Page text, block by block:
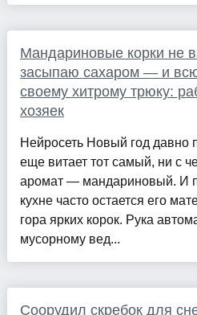
Мандариновые корки не
засыпаю сахаром — и
своему хитрому трюку:
хозяек
Нейросеть Новый год давно
еще витает тот самый, ни с
аромат — мандариновый. И
кухне часто остается его
гора ярких корок. Рука
мусорному вед...
Соорудил скребок для